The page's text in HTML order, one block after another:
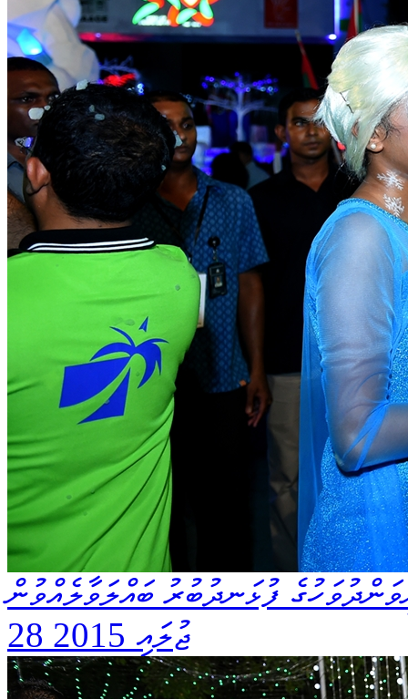
ފުޅަނދުބުރު ބައްލަވާލެއްވުން
28 ޖުލައި 2015